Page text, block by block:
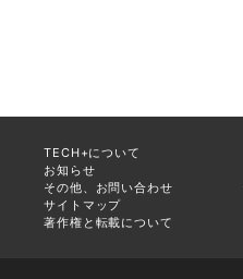
TECH+について
お知らせ
その他、お問い合わせ
サイトマップ
著作権と転載について